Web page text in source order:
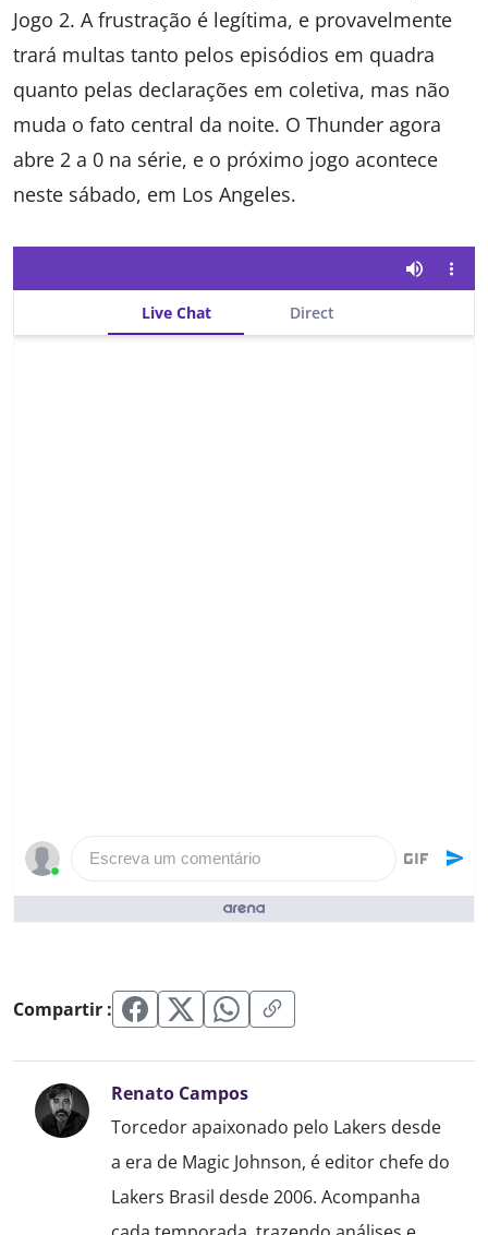
Jogo 2. A frustração é legítima, e provavelmente
trará multas tanto pelos episódios em quadra
quanto pelas declarações em coletiva, mas não
muda o fato central da noite. O Thunder agora
abre 2 a 0 na série, e o próximo jogo acontece
neste sábado, em Los Angeles.
Live Chat Direct
Escreva um comentário
Pessoas que curtiram ()
Compartir :
Renato Campos
Torcedor apaixonado pelo Lakers desde
a era de Magic Johnson, é editor chefe do
Lakers Brasil desde 2006. Acompanha